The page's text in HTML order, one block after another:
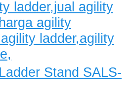
Stand SALS-